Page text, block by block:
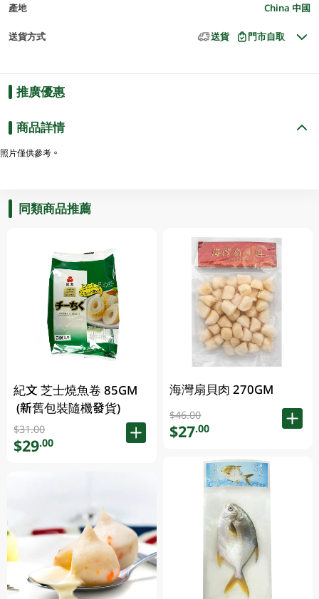
產地 China 中國
送貨方式 送貨 門市自取
推廣優惠
商品詳情
照片僅供參考。
同類商品推薦
紀文 芝士燒魚卷 85GM
(新舊包裝隨機發貨)
$31.00
$29.00
海灣扇貝肉 270GM
$46.00
$27.00